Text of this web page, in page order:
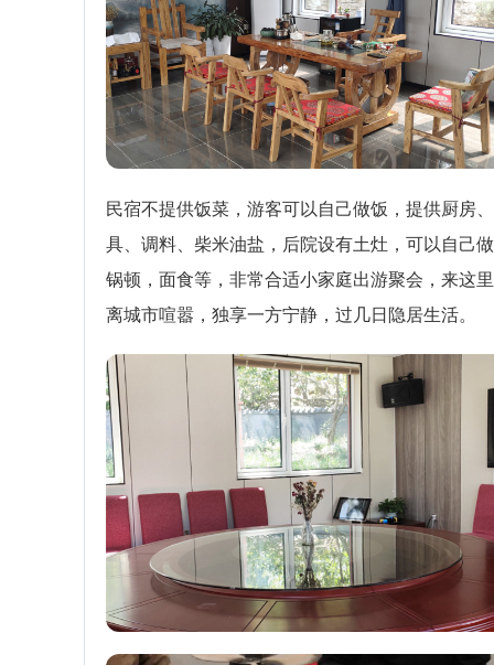
民宿不提供饭菜，游客可以自己做饭，提供厨房
具、调料、柴米油盐，后院设有土灶，可以自己
锅顿，面食等，非常合适小家庭出游聚会，来这
离城市喧嚣，独享一方宁静，过几日隐居生活。